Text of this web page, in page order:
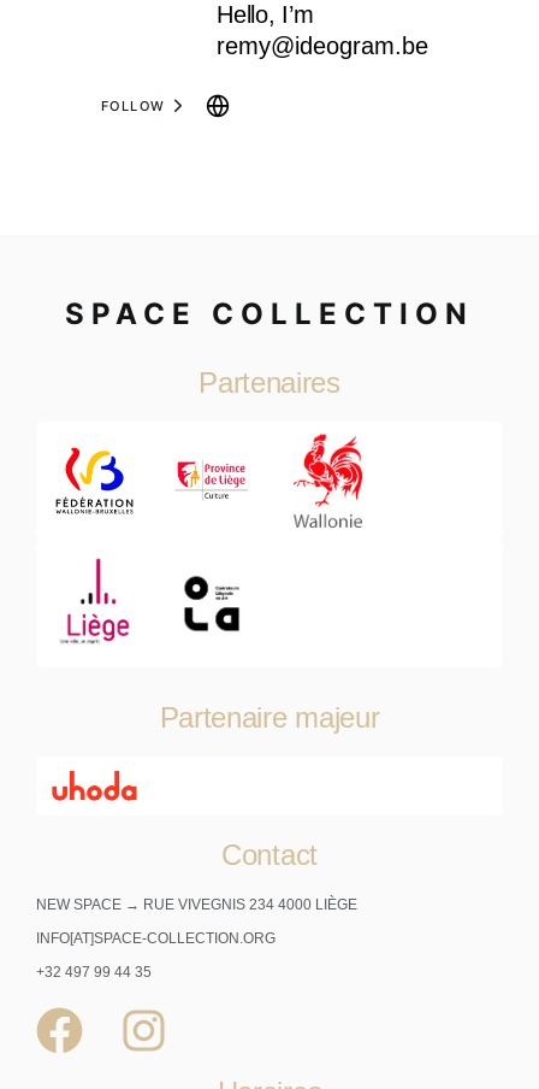
Hello, I’m
remy@ideogram.be
FOLLOW
SPACE COLLECTION
Partenaires
Partenaire majeur
Contact
NEW SPACE → RUE VIVEGNIS 234 4000 LIÈGE
INFO[AT]SPACE-COLLECTION.ORG
+32 497 99 44 35